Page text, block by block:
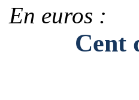
En euros :
Cent